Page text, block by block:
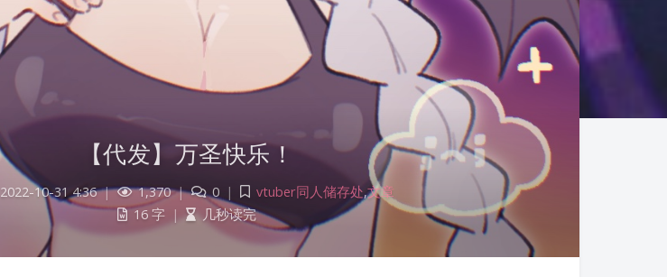
【代发】万圣快乐！
2022-10-31 4:36 | 1,370 | 0 | vtuber同人储存处,文章
16 字 | 几秒读完